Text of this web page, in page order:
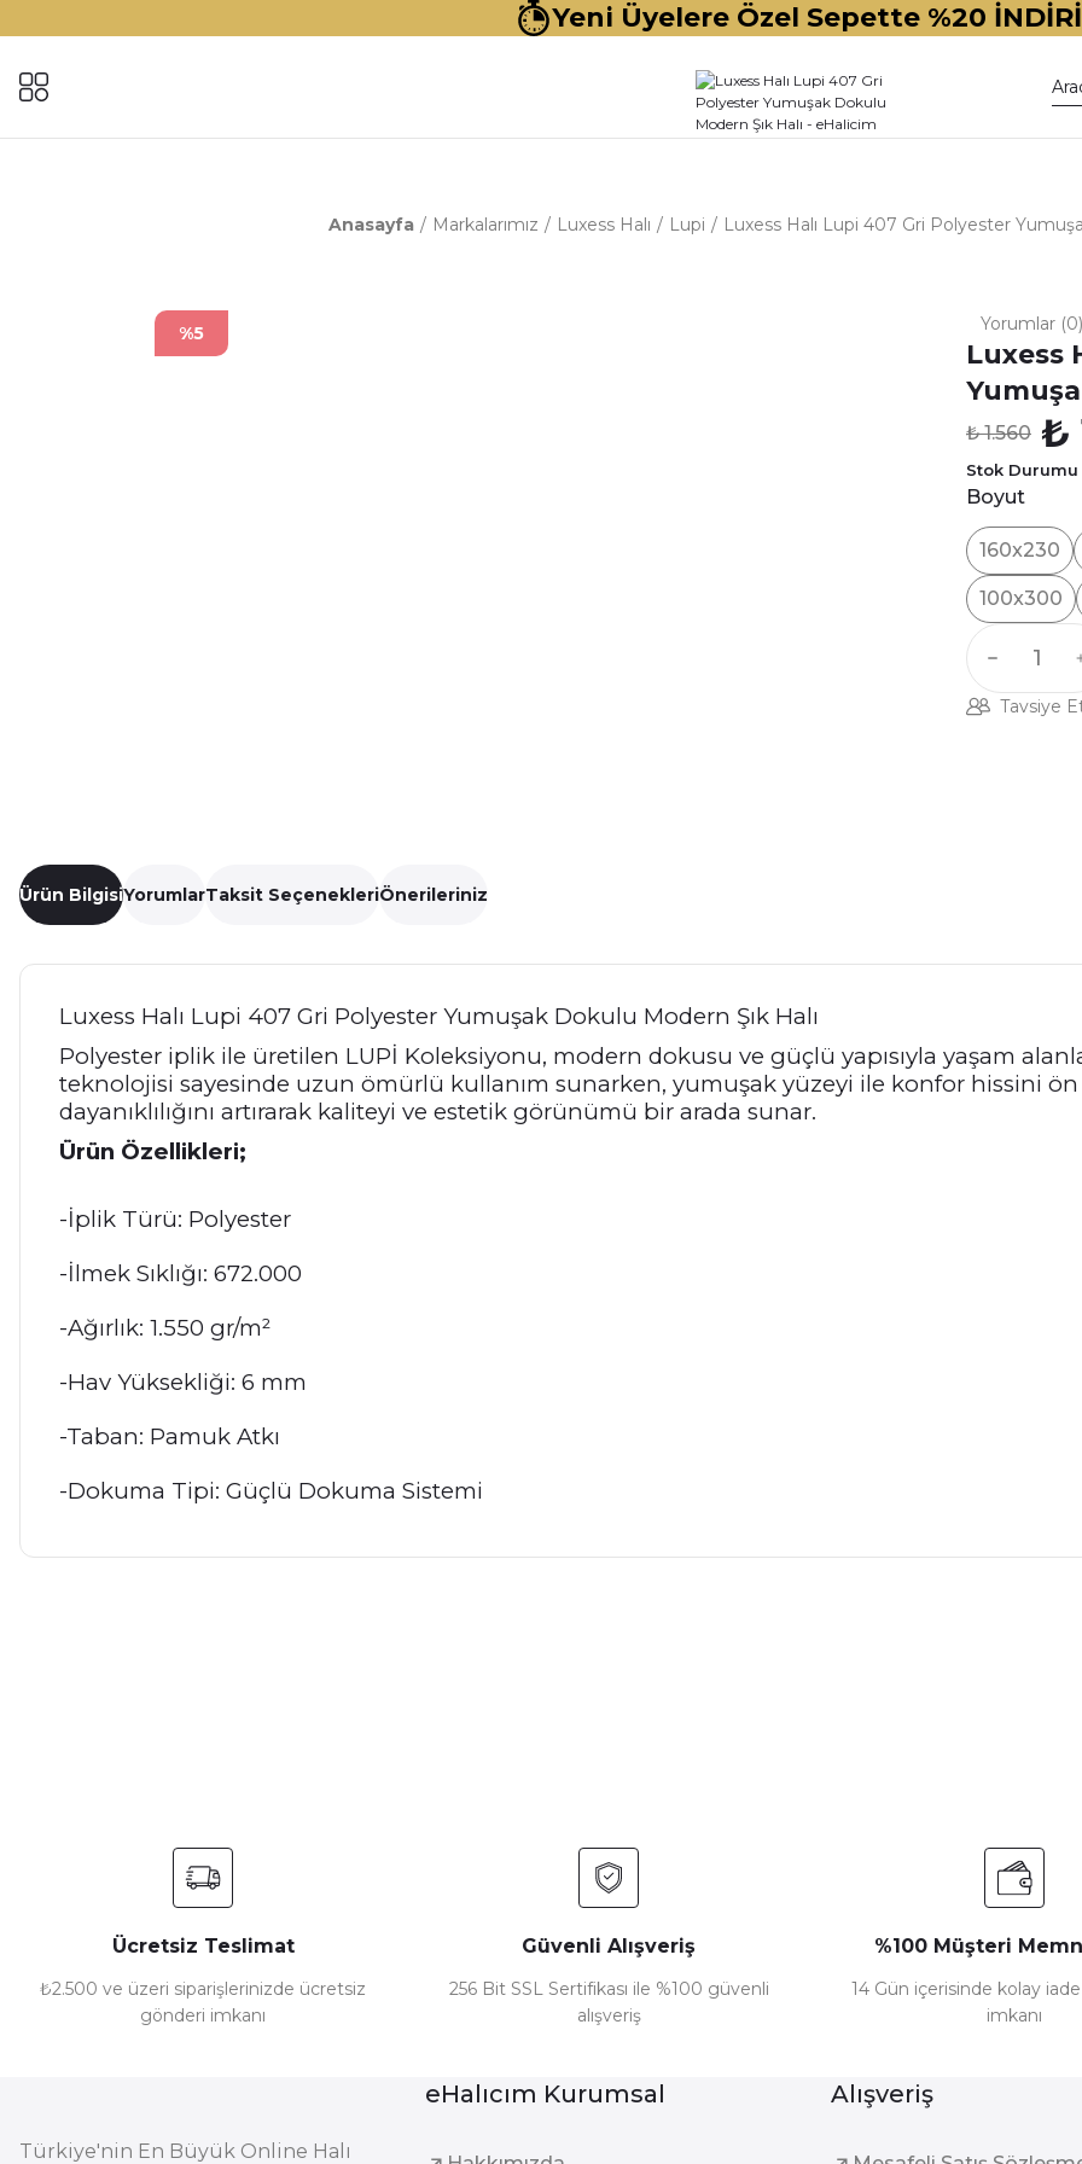
Yeni Üyelere Özel Sepette %20
Anasayfa Markalarımız Luxess Halı Lupi Luxess Halı Lupi 407 Gri Polyester
%5 Yorumlar (0)
Luxess
₺ 1.560 ₺
Stok Durumu
Boyut
160x230
100x300
Tavsiye
Ürün BilgisiYorumlarTaksit SeçenekleriÖnerileriniz
Luxess Halı Lupi 407 Gri Polyester Yumuşak Dokulu Modern Şık Halı
Polyester iplik ile üretilen LUPİ Koleksiyonu, modern dokusu ve güçlü yapısıyla yaşam
teknolojisi sayesinde uzun ömürlü kullanım sunarken, yumuşak yüzeyi ile konfor hissini ön
dayanıklılığını artırarak kaliteyi ve estetik görünümü bir arada sunar.
Ürün Özellikleri;
-İplik Türü: Polyester
-İlmek Sıklığı: 672.000
-Ağırlık: 1.550 gr/m²
-Hav Yüksekliği: 6 mm
-Taban: Pamuk Atkı
-Dokuma Tipi: Güçlü Dokuma Sistemi
Bu ürüne benzer farklı alternatifler olmalı.
Ücretsiz Teslimat
₺2.500 ve üzeri siparişlerinizde ücretsiz
gönderi imkanı
Güvenli Alışveriş
256 Bit SSL Sertifikası ile %100 güvenli
alışveriş
%100 Müşteri
14 Gün içerisinde kolay
imkanı
Türkiye'nin En Büyük Online Halı
eHalıcım Kurumsal Alışveriş